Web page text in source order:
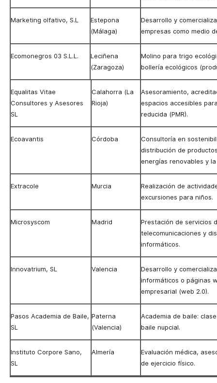
Marketing olfativo, S.L
Estepona
(Málaga)
Desarrollo y
empresas como medio
Ecomonegros 03 S.L.L.
Leciñena
(Zaragoza)
Molino para trigo
bollería ecológicos
Equalitas Vitae
Consultores y Asesores
SL
Calahorra (La
Rioja)
Asesoramiento,
espacios accesibles
reducida (PMR).
Ecoavantis Córdoba
Consultoría en
distribución de
energías renovables y
Extracole Murcia
Realización de
excursiones para niños.
Microsyscom Madrid
Prestación de servicios
telecomunicaciones y
informáticos.
Innovatrium, SL Valencia
Desarrollo y
informáticos o páginas
empresarial (web 2.0).
Pasos Academia de Baile,
SL
Paterna
(Valencia)
Academia de baile:
baile nupcial.
Instituto Corpore Sano,
SL
Almería
Evaluación médica,
de ejercicio físico.